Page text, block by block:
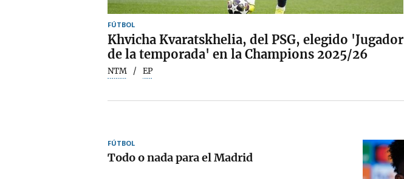
FÚTBOL
Khvicha Kvaratskhelia, del PSG, elegido 'Jugador
de la temporada' en la Champions 2025/26
NTM EP
FÚTBOL
Todo o nada para el Madrid